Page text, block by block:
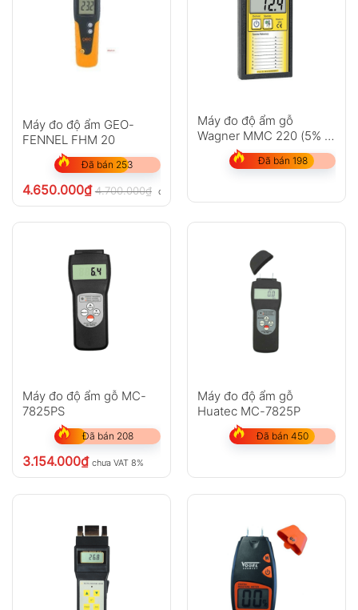
Máy đo độ ẩm GEO-
FENNEL FHM 20
Đã bán 253
4.650.000₫ 4.700.000₫ chưa VAT 8%
Máy đo độ ẩm gỗ
Wagner MMC 220 (5% –
Đã bán 198
Máy đo độ ẩm gỗ MC-
7825PS
Đã bán 208
3.154.000₫ chưa VAT 8%
Máy đo độ ẩm gỗ
Huatec MC-7825P
Đã bán 450